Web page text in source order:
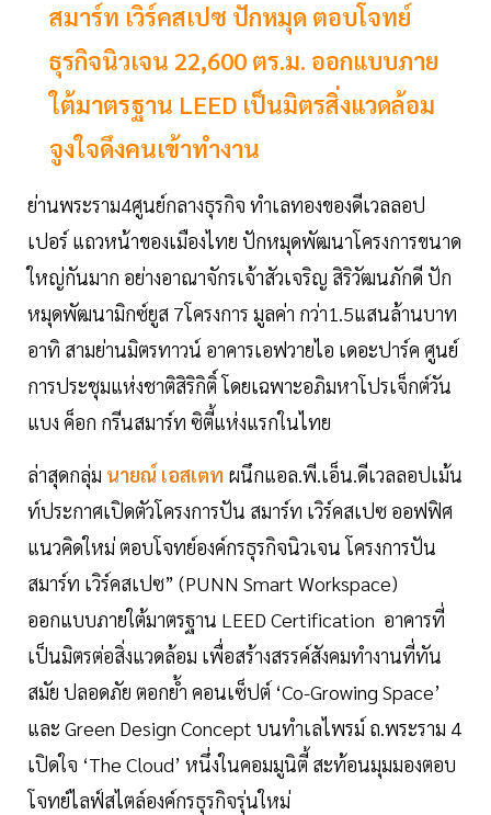
สมาร์ท เวิร์คสเปซ ปักหมุด ตอบโจทย์
ธุรกิจนิวเจน 22,600 ตร.ม. ออกแบบภาย
ใต้มาตรฐาน LEED เป็นมิตรสิ่งแวดล้อม
จูงใจดึงคนเข้าทำงาน
ย่านพระราม4ศูนย์กลางธุรกิจ ทำเลทองของดีเวลลอป
เปอร์ แถวหน้าของเมืองไทย ปักหมุดพัฒนาโครงการขนาด
ใหญ่กันมาก อย่างอาณาจักรเจ้าสัวเจริญ สิริวัฒนภักดี ปัก
หมุดพัฒนามิกซ์ยูส 7โครงการ มูลค่า กว่า1.5แสนล้านบาท
อาทิ สามย่านมิตรทาวน์ อาคารเอฟวายไอ เดอะปาร์ค ศูนย์
การประชุมแห่งชาติสิริกิติ์ โดยเฉพาะอภิมหาโปรเจ็กต์วัน
แบง ค็อก กรีนสมาร์ท ซิตี้แห่งแรกในไทย
ล่าสุดกลุ่ม นายณ์ เอสเตท ผนึกแอล.พี.เอ็น.ดีเวลลอปเม้น
ท์ประกาศเปิดตัวโครงการปัน สมาร์ท เวิร์คสเปซ ออฟฟิศ
แนวคิดใหม่ ตอบโจทย์องค์กรธุรกิจนิวเจน โครงการปัน
สมาร์ท เวิร์คสเปซ” (PUNN Smart Workspace)
ออกแบบภายใต้มาตรฐาน LEED Certification อาคารที่
เป็นมิตรต่อสิ่งแวดล้อม เพื่อสร้างสรรค์สังคมทำงานที่ทัน
สมัย ปลอดภัย ตอกย้ำ คอนเซ็ปต์ ‘Co-Growing Space’
และ Green Design Concept บนทำเลไพรม์ ถ.พระราม 4
เปิดใจ ‘The Cloud’ หนึ่งในคอมมูนิตี้ สะท้อนมุมมองตอบ
โจทย์ไลฟ์สไตล์องค์กรธุรกิจรุ่นใหม่